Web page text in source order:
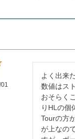
よく出来
数値はス
おそらく
りHLの個
Tourの方
が上なの